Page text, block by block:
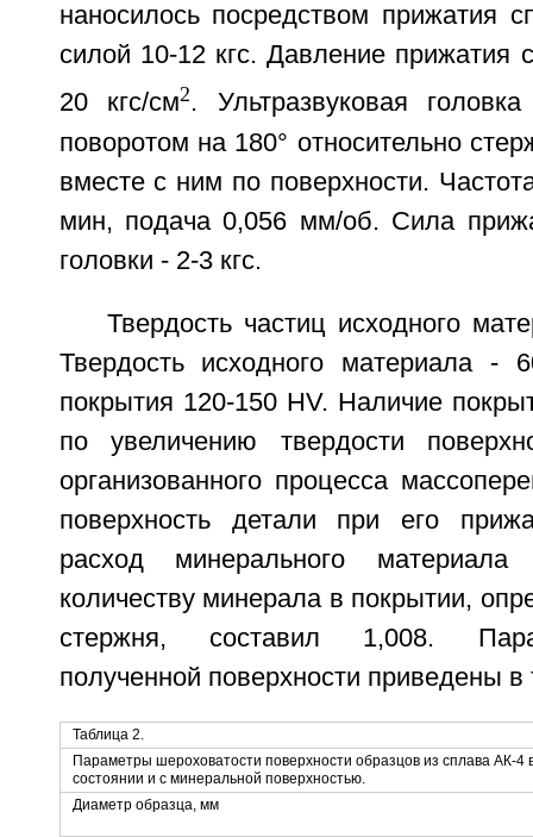
наносилось посредством прижатия
силой 10-12 кгс. Давление прижатия
20 кгс/см2. Ультразвуковая
поворотом на 180° относительно
вместе с ним по поверхности.
мин, подача 0,056 мм/об. Сила
головки - 2-3 кгс.
Твердость частиц исходного
Твердость исходного материала -
покрытия 120-150 HV. Наличие
по увеличению твердости
организованного процесса
поверхность детали при его
расход минерального
количеству минерала в покрытии,
стержня, составил 1,008.
полученной поверхности приведены в
Таблица 2.
Параметры шероховатости поверхности образцов из сплава АК-4
состоянии и с минеральной поверхностью.
Диаметр образца, мм